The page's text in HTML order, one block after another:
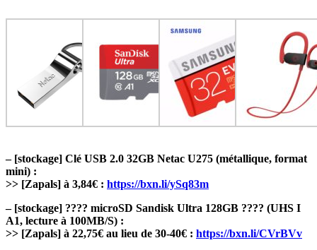
– [stockage] Clé USB 2.0 32GB Netac U275 (métallique, format
mini) :
>> [Zapals] à 3,84€ : https://bxn.li/ySq83m
– [stockage] ???? microSD Sandisk Ultra 128GB ???? (UHS I
A1, lecture à 100MB/S) :
>> [Zapals] à 22,75€ au lieu de 30-40€ : https://bxn.li/CVrBVv